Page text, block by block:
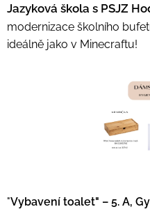
Jazyková škola s PSJZ
modernizace školního
ideálně jako v Minecraftu!
"Vybavení toalet" – 5. A,